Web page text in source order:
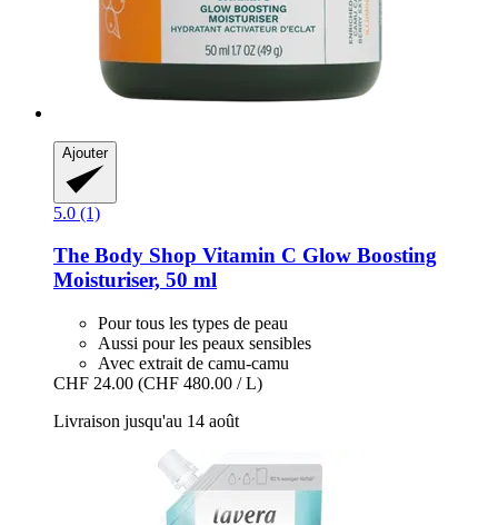
Ajouter
5.0 (1)
The Body Shop Vitamin C Glow Boosting
Moisturiser, 50 ml
Pour tous les types de peau
Aussi pour les peaux sensibles
Avec extrait de camu-camu
CHF 24.00 (CHF 480.00 / L)
Livraison jusqu'au 14 août